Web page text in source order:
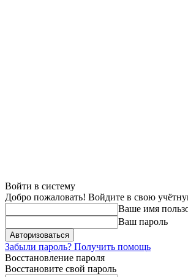
Войти в систему
Добро пожаловать! Войдите в свою
Ваше имя
Ваш пароль
Забыли пароль? Получить помощь
Восстановление пароля
Восстановите свой пароль